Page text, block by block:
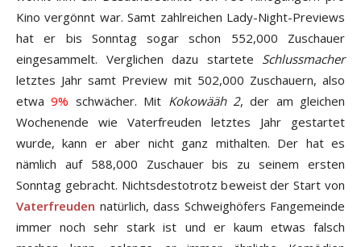
Kino vergönnt war. Samt zahlreichen Lady-Night-Previews
hat er bis Sonntag sogar schon 552,000 Zuschauer
eingesammelt. Verglichen dazu startete Schlussmacher
letztes Jahr samt Preview mit 502,000 Zuschauern, also
etwa9% schwächer. Mit Kokowääh 2, der am gleichen
Wochenende wie Vaterfreuden letztes Jahr gestartet
wurde, kann er aber nicht ganz mithalten. Der hat es
nämlich auf 588,000 Zuschauer bis zu seinem ersten
Sonntag gebracht. Nichtsdestotrotz beweist der Start von
Vaterfreuden natürlich, dass Schweighöfers Fangemeinde
immer noch sehr stark ist und er kaum etwas falsch